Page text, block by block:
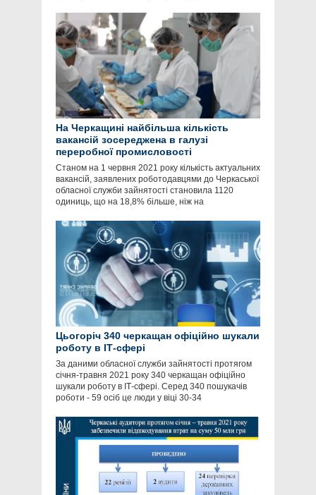
На Черкащині найбільша кількість
вакансій зосереджена в галузі
переробної промисловості
Станом на 1 червня 2021 року кількість актуальних
вакансій, заявлених роботодавцями до Черкаської
обласної служби зайнятості становила 1120
одиниць, що на 18,8% більше, ніж на
Цьогоріч 340 черкащан офіційно шукали
роботу в ІТ-сфері
За даними обласної служби зайнятості протягом
січня-травня 2021 року 340 черкащан офіційно
шукали роботу в ІТ-сфері. Серед 340 пошукачів
роботи - 59 осіб це люди у віці 30-34